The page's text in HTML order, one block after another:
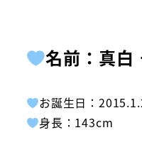
名前：真白
お誕生日：
身長：143cm